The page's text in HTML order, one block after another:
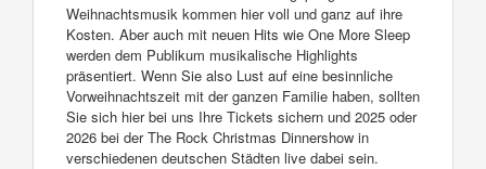
Weihnachtsmusik kommen hier voll und ganz auf ihre
Kosten. Aber auch mit neuen Hits wie One More Sleep
werden dem Publikum musikalische Highlights
präsentiert. Wenn Sie also Lust auf eine besinnliche
Vorweihnachtszeit mit der ganzen Familie haben, sollten
Sie sich hier bei uns Ihre Tickets sichern und 2025 oder
2026 bei der The Rock Christmas Dinnershow in
verschiedenen deutschen Städten live dabei sein.